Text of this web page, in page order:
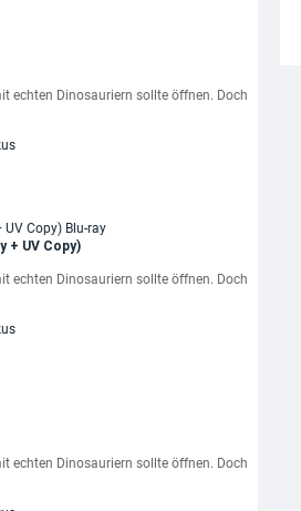
echten Dinosauriern sollte öffnen. Doch
+ UV Copy)
echten Dinosauriern sollte öffnen. Doch
echten Dinosauriern sollte öffnen. Doch